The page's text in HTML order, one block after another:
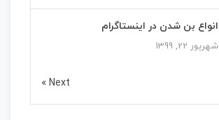
انواع بن شدن در اینستاگرام
شهریور 22, 1399
Next »